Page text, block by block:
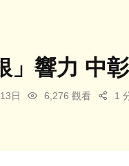
」響力 中
日 6,276 觀看 1